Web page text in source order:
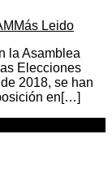
Más Leido
la Asamblea
Elecciones
2018, se han
en[…]